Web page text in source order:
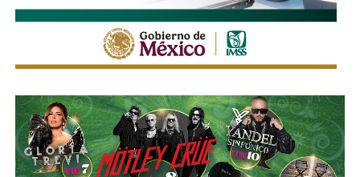
También lee:Deudores alimentarios podrían enfrentar
cárcel por ocultar bienes en SLP